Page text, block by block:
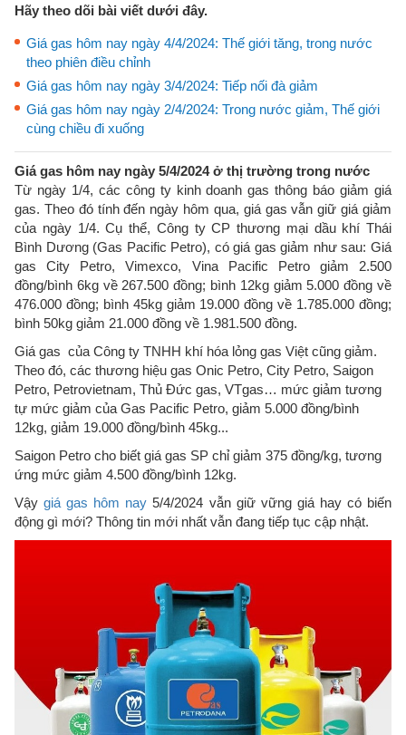
Hãy theo dõi bài viết dưới đây.
Giá gas hôm nay ngày 4/4/2024: Thế giới tăng, trong nước
theo phiên điều chỉnh
Giá gas hôm nay ngày 3/4/2024: Tiếp nối đà giảm
Giá gas hôm nay ngày 2/4/2024: Trong nước giảm, Thế giới
cùng chiều đi xuống
Giá gas hôm nay ngày 5/4/2024 ở thị trường trong nước
Từ ngày 1/4, các công ty kinh doanh gas thông báo giảm giá
gas. Theo đó tính đến ngày hôm qua, giá gas vẫn giữ giá giảm
của ngày 1/4. Cụ thể, Công ty CP thương mại dầu khí Thái
Bình Dương (Gas Pacific Petro), có giá gas giảm như sau: Giá
gas City Petro, Vimexco, Vina Pacific Petro giảm 2.500
đồng/bình 6kg về 267.500 đồng; bình 12kg giảm 5.000 đồng về
476.000 đồng; bình 45kg giảm 19.000 đồng về 1.785.000 đồng;
bình 50kg giảm 21.000 đồng về 1.981.500 đồng.
Giá gas của Công ty TNHH khí hóa lỏng gas Việt cũng giảm.
Theo đó, các thương hiệu gas Onic Petro, City Petro, Saigon
Petro, Petrovietnam, Thủ Đức gas, VTgas… mức giảm tương
tự mức giảm của Gas Pacific Petro, giảm 5.000 đồng/bình
12kg, giảm 19.000 đồng/bình 45kg...
Saigon Petro cho biết giá gas SP chỉ giảm 375 đồng/kg, tương
ứng mức giảm 4.500 đồng/bình 12kg.
Vậygiá gas hôm nay 5/4/2024 vẫn giữ vững giá hay có biến
động gì mới? Thông tin mới nhất vẫn đang tiếp tục cập nhật.